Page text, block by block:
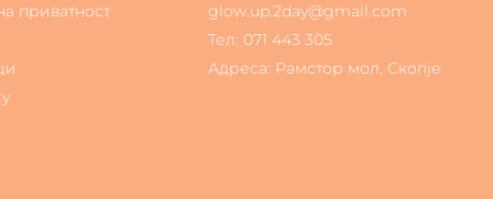
приватност
glow.up.2day@gmail.com
Тел: 071 443 305
Адреса: Рамстор мол, Скопје